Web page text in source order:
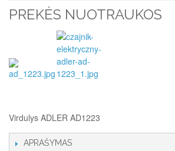
PREKĖS NUOTRAUKOS
Virdulys ADLER AD1223
APRAŠYMAS